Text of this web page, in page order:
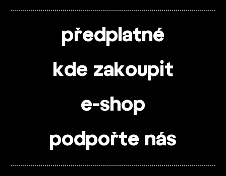
předplatné
kde zakoupit
e-shop
podpořte nás